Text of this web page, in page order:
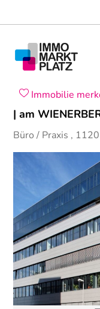
Immobilie
| am
Büro / Praxis , 1120